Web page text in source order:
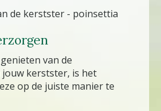
van de
kerstster, is het
op de juiste manier te